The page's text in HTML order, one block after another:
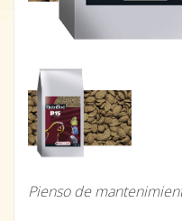
Pienso de